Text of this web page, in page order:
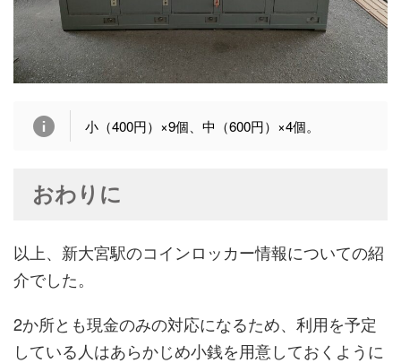
小（400円）×9個、中（600円）×4個。
おわりに
以上、新大宮駅のコインロッカー情報についての紹
介でした。
2か所とも現金のみの対応になるため、利用を予定
している人はあらかじめ小銭を用意しておくように